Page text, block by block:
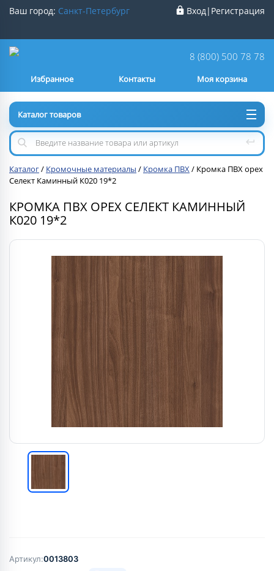
Ваш город: Санкт-Петербург
Нет
Вход| Регистрация
8 (800) 500 78 78
Контакты
Избранное Моя корзина
Каталог товаров
Каталог/ Кромочные материалы / Кромка ПВХ/ Кромка ПВХ орех
Селект Каминный К020 19*2
КРОМКА ПВХ ОРЕХ СЕЛЕКТ КАМИННЫЙ
К020 19*2
Артикул:0013803